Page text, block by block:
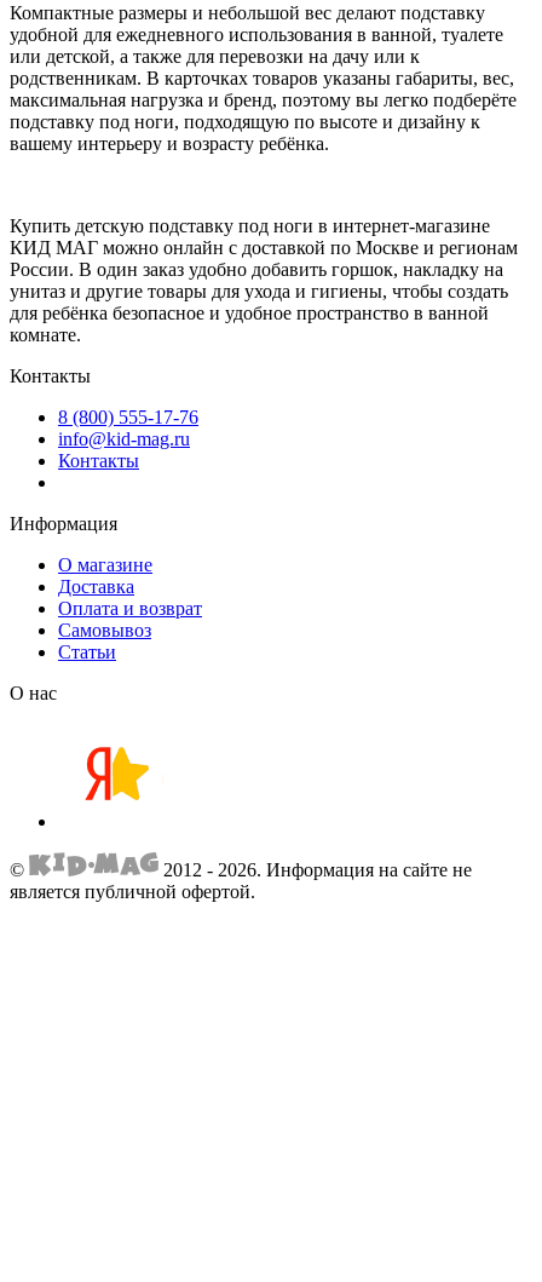
Компактные размеры и небольшой вес делают подставку
удобной для ежедневного использования в ванной, туалете
или детской, а также для перевозки на дачу или к
родственникам. В карточках товаров указаны габариты, вес,
максимальная нагрузка и бренд, поэтому вы легко подберёте
подставку под ноги, подходящую по высоте и дизайну к
вашему интерьеру и возрасту ребёнка.
Купить детскую подставку под ноги в интернет-магазине
КИД МАГ можно онлайн с доставкой по Москве и регионам
России. В один заказ удобно добавить горшок, накладку на
унитаз и другие товары для ухода и гигиены, чтобы создать
для ребёнка безопасное и удобное пространство в ванной
комнате.
Контакты
8 (800) 555-17-76
info@kid-mag.ru
Контакты
Информация
О магазине
Доставка
Оплата и возврат
Самовывоз
Статьи
О нас
© 2012 - 2026. Информация на сайте не
является публичной офертой.